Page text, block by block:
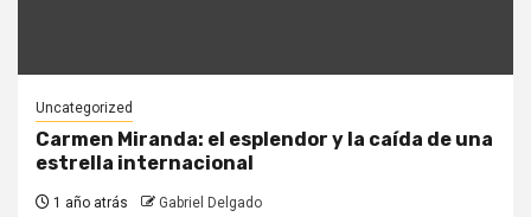
Uncategorized
Carmen Miranda: el esplendor y la caída de una
estrella internacional
1 año atrás Gabriel Delgado